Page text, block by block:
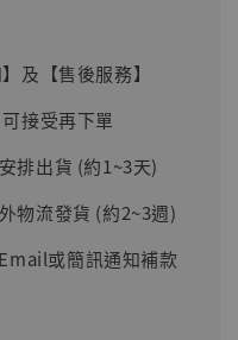
及【售後服務】
接受再下單
排出貨 (約1~3天)
物流發貨 (約2~3週)
或簡訊通知補款